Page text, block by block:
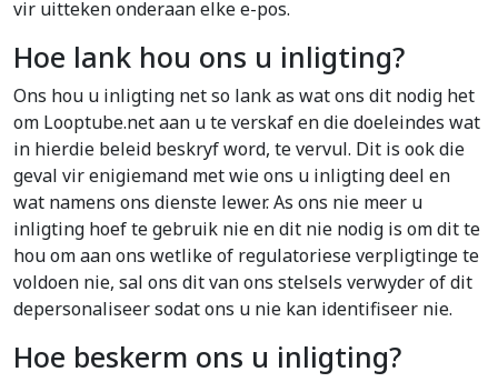
vir uitteken onderaan elke e-pos.
Hoe lank hou ons u inligting?
Ons hou u inligting net so lank as wat ons dit nodig het
om Looptube.net aan u te verskaf en die doeleindes wat
in hierdie beleid beskryf word, te vervul. Dit is ook die
geval vir enigiemand met wie ons u inligting deel en
wat namens ons dienste lewer. As ons nie meer u
inligting hoef te gebruik nie en dit nie nodig is om dit te
hou om aan ons wetlike of regulatoriese verpligtinge te
voldoen nie, sal ons dit van ons stelsels verwyder of dit
depersonaliseer sodat ons u nie kan identifiseer nie.
Hoe beskerm ons u inligting?